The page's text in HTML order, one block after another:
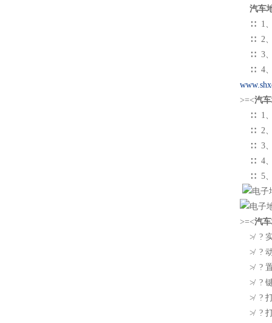
汽车
∷ 1、
∷ 2、
∷ 3、
∷ 4
>=<汽
∷ 1、
∷ 2、
∷ 3、
∷ 4、
∷ 5、
>=<汽
≯ ? 实
≯ ? 动
≯ ? 置
≯ ? 键
≯ ? 打
≯ ? 打